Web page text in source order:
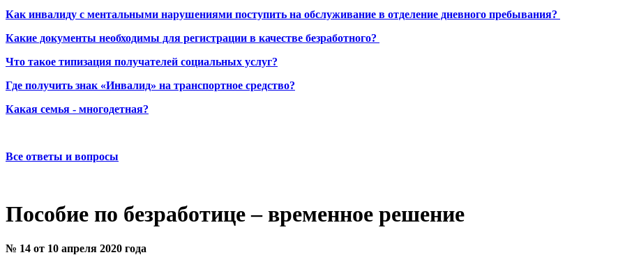
Как инвалиду с ментальными нарушениями поступить на обслуживание в отделение дневного пребывания?
Какие документы необходимы для регистрации в качестве безработного?
Что такое типизация получателей социальных услуг?
Где получить знак «Инвалид» на транспортное средство?
Какая семья - многодетная?
Все ответы и вопросы
Пособие по безработице – временное решение
№ 14 от 10 апреля 2020 года